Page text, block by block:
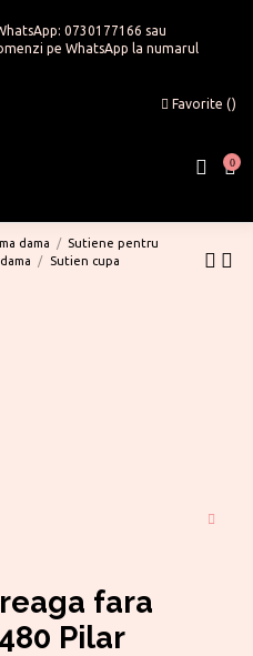
0730177166 sau
pe WhatsApp la numarul
Favorite ()
0
dama
Sutiene pentru
Sutien cupa
fara
Pilar